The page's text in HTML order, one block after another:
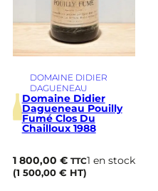
DOMAINE DIDIER
DAGUENEAU
Domaine Didier
Dagueneau Pouilly
Fumé Clos Du
Chailloux 1988
1 800,00 € TTC
(1 500,00 €HT)
1 en stock